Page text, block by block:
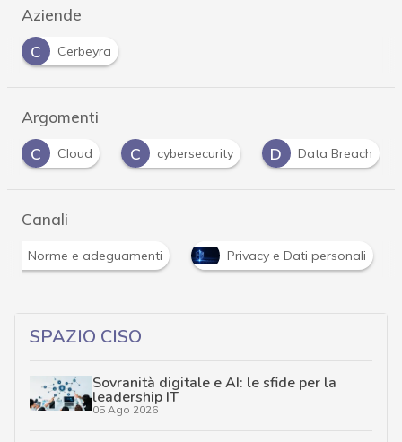
Aziende
C
Cerbeyra
Argomenti
C
cybersecurity D Data Breach D Data
Canali
Norme e adeguamenti Privacy e Dati personali
SPAZIO CISO
Sovranità digitale e AI: le sfide per la
leadership IT
05 Ago 2026